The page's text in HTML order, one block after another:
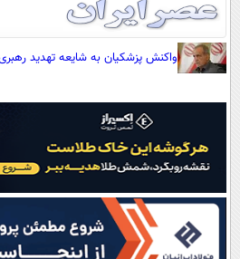
صفحه اول
آرشیو
نظرسنجی
آب و هوا
اوقات شرعی
سواد زندگی
واکنش پزشکیان به شایعه تهدید